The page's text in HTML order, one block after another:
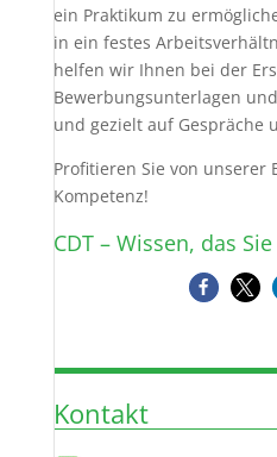
ein Praktikum zu
in ein festes
helfen wir Ihnen bei der
Bewerbungsunterlagen
und gezielt auf Gespräche
Profitieren Sie von unserer
Kompetenz!
CDT – Wissen, das
Kontakt